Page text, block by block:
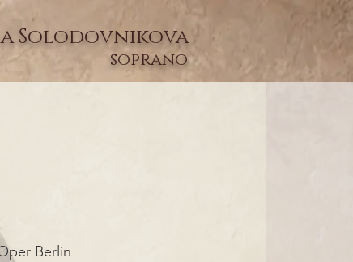
Solodovnikova
soprano
Berlin